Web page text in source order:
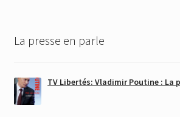
La presse en parle
TV Libertés: Vladimir Poutine : La